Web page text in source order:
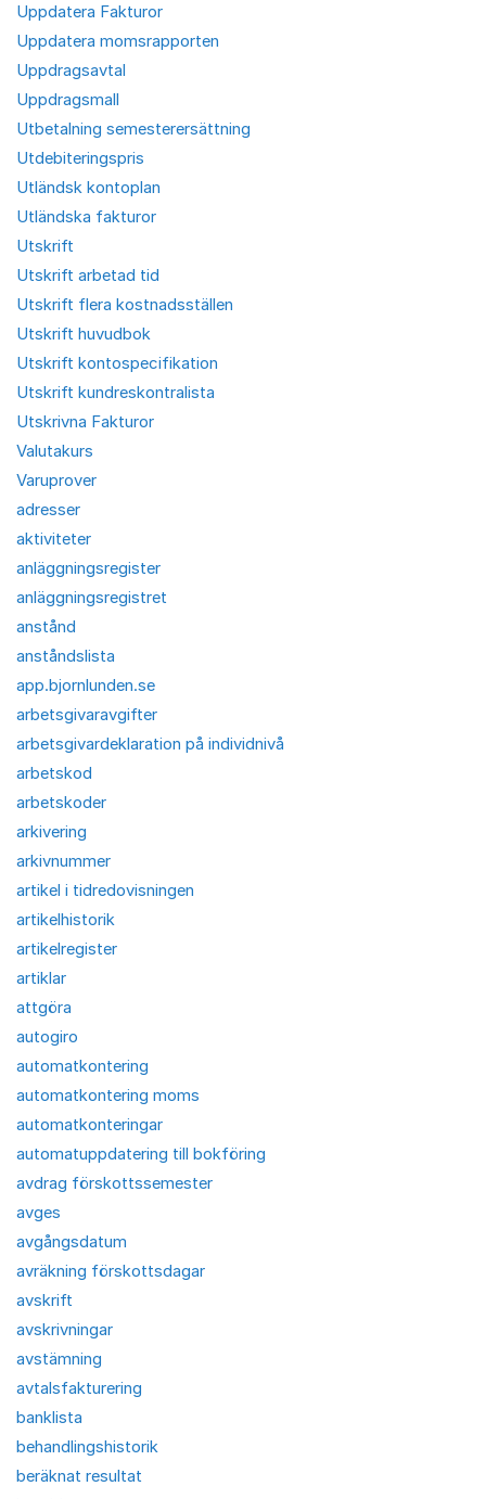
Uppdatera Fakturor
Uppdatera momsrapporten
Uppdragsavtal
Uppdragsmall
Utbetalning semesterersättning
Utdebiteringspris
Utländsk kontoplan
Utländska fakturor
Utskrift
Utskrift arbetad tid
Utskrift flera kostnadsställen
Utskrift huvudbok
Utskrift kontospecifikation
Utskrift kundreskontralista
Utskrivna Fakturor
Valutakurs
Varuprover
adresser
aktiviteter
anläggningsregister
anläggningsregistret
anstånd
anståndslista
app.bjornlunden.se
arbetsgivaravgifter
arbetsgivardeklaration på individnivå
arbetskod
arbetskoder
arkivering
arkivnummer
artikel i tidredovisningen
artikelhistorik
artikelregister
artiklar
attgöra
autogiro
automatkontering
automatkontering moms
automatkonteringar
automatuppdatering till bokföring
avdrag förskottssemester
avges
avgångsdatum
avräkning förskottsdagar
avskrift
avskrivningar
avstämning
avtalsfakturering
banklista
behandlingshistorik
beräknat resultat